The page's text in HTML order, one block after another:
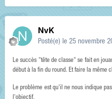
NvK
Posté(e) le 25 novembre
Le succès "tête de classe" se fait en
début à la fin du round. Et faire la même
Le problème est qu'il ne nous indique